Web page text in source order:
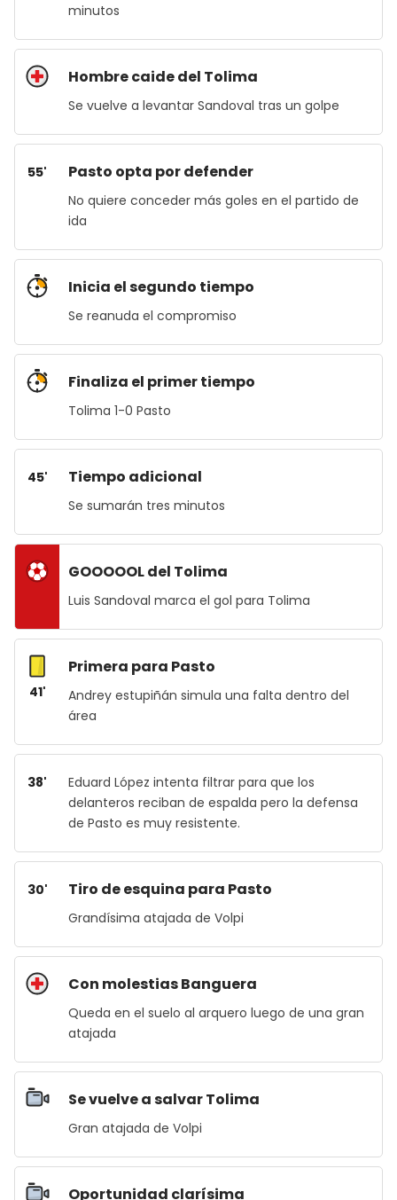
minutos
Hombre caide del Tolima
Se vuelve a levantar Sandoval tras un golpe
55' Pasto opta por defender
No quiere conceder más goles en el partido de
ida
Inicia el segundo tiempo
Se reanuda el compromiso
Finaliza el primer tiempo
Tolima 1-0 Pasto
45' Tiempo adicional
Se sumarán tres minutos
GOOOOOL del Tolima
Luis Sandoval marca el gol para Tolima
41'
Primera para Pasto
Andrey estupiñán simula una falta dentro del
área
38'
Eduard López intenta filtrar para que los
delanteros reciban de espalda pero la defensa
de Pasto es muy resistente.
30' Tiro de esquina para Pasto
Grandísima atajada de Volpi
Con molestias Banguera
Queda en el suelo al arquero luego de una gran
atajada
Se vuelve a salvar Tolima
Gran atajada de Volpi
Oportunidad clarísima